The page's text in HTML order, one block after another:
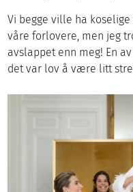
Vi begge ville ha
våre forlovere, men jeg
avslappet enn meg! En
det var lov å være litt